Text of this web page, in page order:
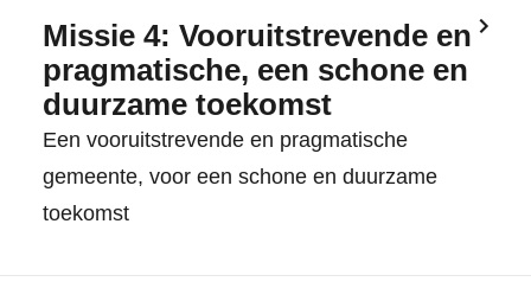
Missie 4: Vooruitstrevende en
pragmatische, een schone en
duurzame toekomst
Een vooruitstrevende en pragmatische
gemeente, voor een schone en duurzame
toekomst